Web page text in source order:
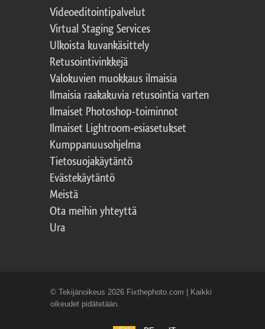
Videoeditointipalvelut
Virtual Staging Services
Ulkoista kuvankäsittely
Retusointivinkkejä
Valokuvien muokkaus ilmaisia
Ilmaisia raakakuvia retusointia varten
Ilmaiset Photoshop-toiminnot
Ilmaiset Lightroom-esiasetukset
Kumppanuusohjelma
Tietosuojakäytäntö
Evästekäytäntö
Meistä
Ota meihin yhteyttä
Ura
© Tekijänoikeus 2026 Fixthephoto.com | Kaikki
oikeudet pidätetään.